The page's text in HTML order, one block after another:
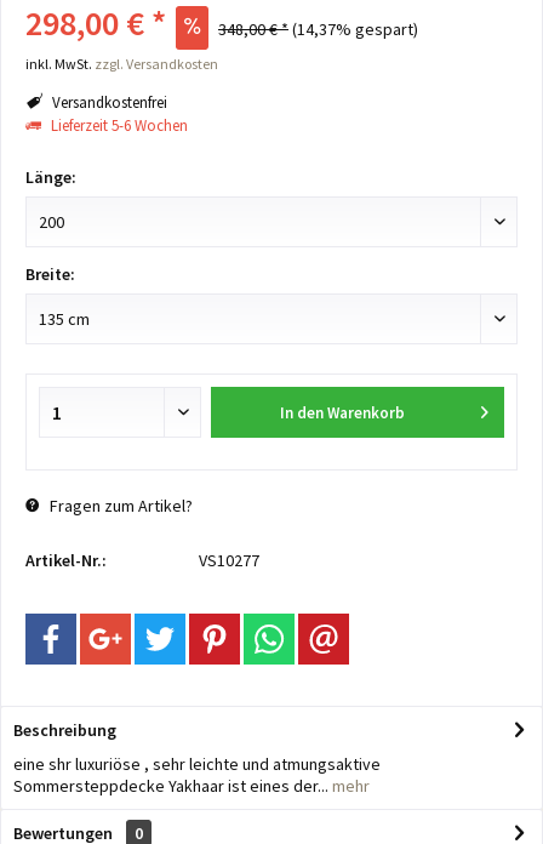
298,00 € * 348,00 € *(14,37% gespart)
inkl. MwSt. zzgl. Versandkosten
Versandkostenfrei
Lieferzeit 5-6 Wochen
Länge:
Breite:
In den Warenkorb
Fragen zum Artikel?
Artikel-Nr.: VS10277
Beschreibung
eine shr luxuriöse , sehr leichte und atmungsaktive
Sommersteppdecke Yakhaar ist eines der... mehr
Bewertungen
0